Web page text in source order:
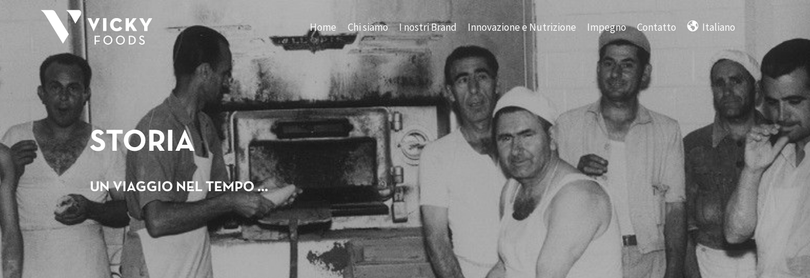
Home Chi siamo I nostri Brand Innovazione e Nutrizione Impegno Contatto Italiano
STORIA
UN VIAGGIO NEL TEMPO ...